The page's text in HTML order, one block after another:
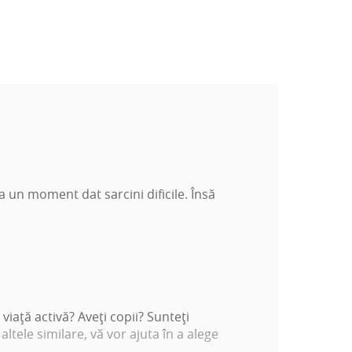
un moment dat sarcini dificile. Însă
activă? Aveţi copii? Sunteţi
similare, vă vor ajuta în a alege